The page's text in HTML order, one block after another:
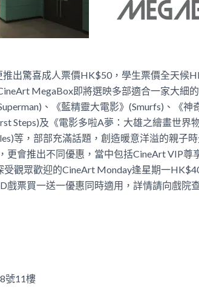
出驚喜成人票價HK$50，學生票價全天候
MegaBox即將選映多部適合一家大細
、《藍精靈大電影》(Smurfs)、《神
Steps)及《電影多啦A夢：大雄之繪畫世界
等，部部充滿話題，創造暖意洋溢的親子時
更會推出不同優惠，當中包括CineArt VIP尊
受觀眾歡迎的CineArt Monday逢星期一
戲票買一送一優惠同時適用，詳情請向戲院
號11樓